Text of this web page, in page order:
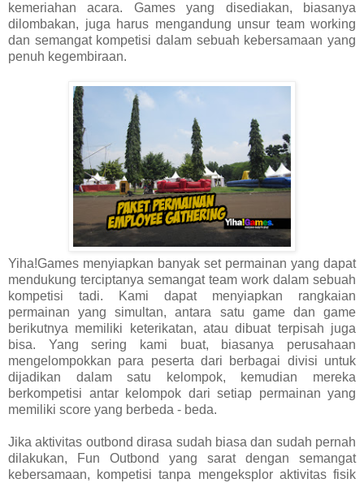
kemeriahan acara. Games yang disediakan, biasanya
dilombakan, juga harus mengandung unsur team working
dan semangat kompetisi dalam sebuah kebersamaan yang
penuh kegembiraan.
Yiha!Games menyiapkan banyak set permainan yang dapat
mendukung terciptanya semangat team work dalam sebuah
kompetisi tadi. Kami dapat menyiapkan rangkaian
permainan yang simultan, antara satu game dan game
berikutnya memiliki keterikatan, atau dibuat terpisah juga
bisa. Yang sering kami buat, biasanya perusahaan
mengelompokkan para peserta dari berbagai divisi untuk
dijadikan dalam satu kelompok, kemudian mereka
berkompetisi antar kelompok dari setiap permainan yang
memiliki score yang berbeda - beda.
Jika aktivitas outbond dirasa sudah biasa dan sudah pernah
dilakukan, Fun Outbond yang sarat dengan semangat
kebersamaan, kompetisi tanpa mengeksplor aktivitas fisik